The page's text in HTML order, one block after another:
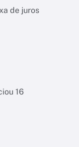
de juros
16